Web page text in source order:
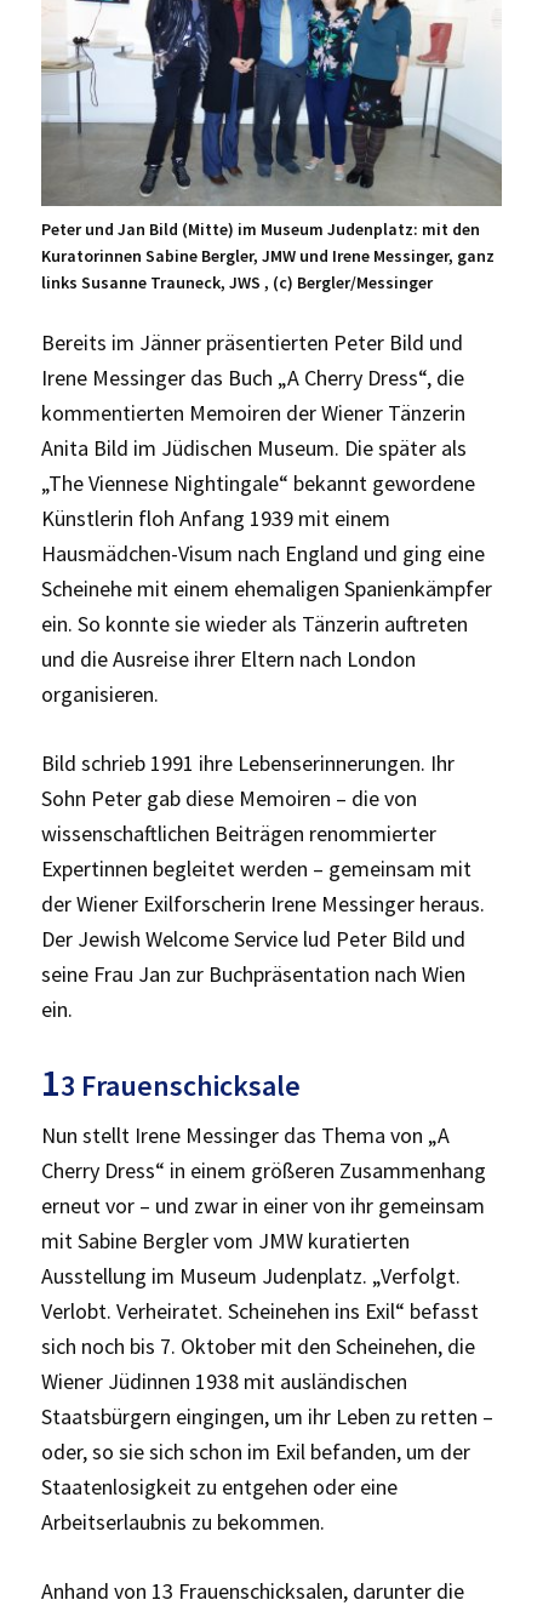
Peter und Jan Bild (Mitte) im Museum Judenplatz: mit den
Kuratorinnen Sabine Bergler, JMW und Irene Messinger, ganz
links Susanne Trauneck, JWS , (c) Bergler/Messinger
Bereits im Jänner präsentierten Peter Bild und
Irene Messinger das Buch „A Cherry Dress“, die
kommentierten Memoiren der Wiener Tänzerin
Anita Bild im Jüdischen Museum. Die später als
„The Viennese Nightingale“ bekannt gewordene
Künstlerin floh Anfang 1939 mit einem
Hausmädchen-Visum nach England und ging eine
Scheinehe mit einem ehemaligen Spanienkämpfer
ein. So konnte sie wieder als Tänzerin auftreten
und die Ausreise ihrer Eltern nach London
organisieren.
Bild schrieb 1991 ihre Lebenserinnerungen. Ihr
Sohn Peter gab diese Memoiren – die von
wissenschaftlichen Beiträgen renommierter
Expertinnen begleitet werden – gemeinsam mit
der Wiener Exilforscherin Irene Messinger heraus.
Der Jewish Welcome Service lud Peter Bild und
seine Frau Jan zur Buchpräsentation nach Wien
ein.
13 Frauenschicksale
Nun stellt Irene Messinger das Thema von „A
Cherry Dress“ in einem größeren Zusammenhang
erneut vor – und zwar in einer von ihr gemeinsam
mit Sabine Bergler vom JMW kuratierten
Ausstellung im Museum Judenplatz. „Verfolgt.
Verlobt. Verheiratet. Scheinehen ins Exil“ befasst
sich noch bis 7. Oktober mit den Scheinehen, die
Wiener Jüdinnen 1938 mit ausländischen
Staatsbürgern eingingen, um ihr Leben zu retten –
oder, so sie sich schon im Exil befanden, um der
Staatenlosigkeit zu entgehen oder eine
Arbeitserlaubnis zu bekommen.
Anhand von 13 Frauenschicksalen, darunter die